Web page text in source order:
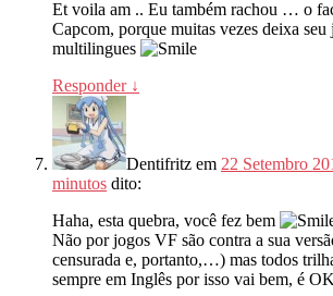
Et voila am .. Eu também rachou … o
Capcom, porque muitas vezes deixa seu
multilingues
Responder ↓
Dentifritz em 22 Setembro
minutos dito:
Haha, esta quebra, você fez bem
Não por jogos VF são contra a sua
censurada e, portanto,…) mas todos
sempre em Inglês por isso vai bem, é